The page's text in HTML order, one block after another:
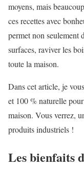
moyens, mais
ces recettes avec
permet non seulement
surfaces, raviver les
toute la maison.
Dans cet article, je
et 100 % naturelle
maison. Vous verrez,
produits industriels !
Les bienfaits